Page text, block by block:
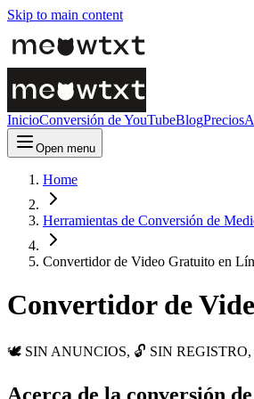
Skip to main content
InicioConversión de YouTubeBlogPrecios
Open menu
Home
Herramientas de Conversión de
Convertidor de Video Gratuito en
Convertidor de
🕊️ SIN ANUNCIOS, 🔓 SIN REGISTRO,
Acerca de la conversión